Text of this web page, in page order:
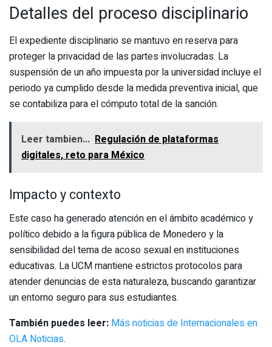
Detalles del proceso disciplinario
El expediente disciplinario se mantuvo en reserva para
proteger la privacidad de las partes involucradas. La
suspensión de un año impuesta por la universidad incluye el
periodo ya cumplido desde la medida preventiva inicial, que
se contabiliza para el cómputo total de la sanción.
Leer tambien... Regulación de plataformas
digitales, reto para México
Impacto y contexto
Este caso ha generado atención en el ámbito académico y
político debido a la figura pública de Monedero y la
sensibilidad del tema de acoso sexual en instituciones
educativas. La UCM mantiene estrictos protocolos para
atender denuncias de esta naturaleza, buscando garantizar
un entorno seguro para sus estudiantes.
También puedes leer: Más noticias de Internacionales en
OLA Noticias.